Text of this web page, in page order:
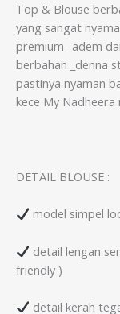
Top & Blouse
yang sangat
premium_ adem
berbahan _denna
pastinya nyaman
kece My Nadheera
DETAIL BLOUSE :
model simpel
detail lengan
friendly )
detail kerah